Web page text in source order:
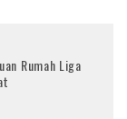
Rumah Liga